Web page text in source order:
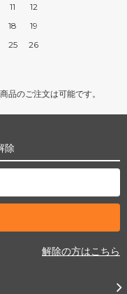
11
12
18
19
25
26
品のご注文は可能です。
除
解除の方はこちら